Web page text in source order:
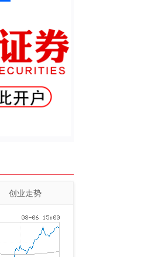
创业走势